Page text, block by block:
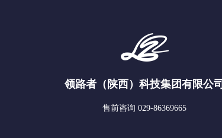
领路者（陕西）科技集团有限公司
售前咨询 029-86369665